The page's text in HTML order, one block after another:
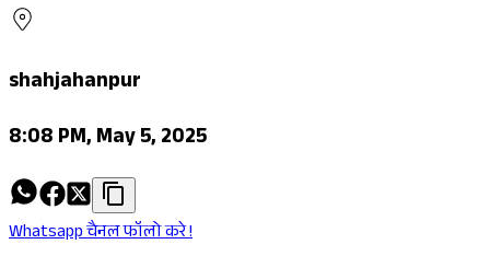
shahjahanpur
8:08 PM, May 5, 2025
Whatsapp चैनल फॉलो करे !